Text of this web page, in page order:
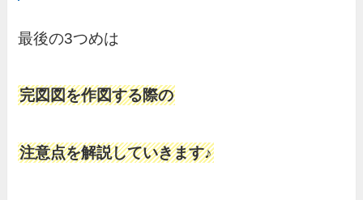
最後の3つめは
完図図を作図する際の
注意点を解説していきます♪